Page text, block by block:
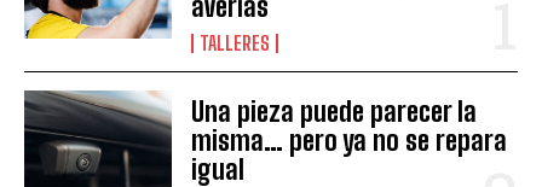
TALLERES
Una pieza puede parecer la
misma… pero ya no se repara
igual